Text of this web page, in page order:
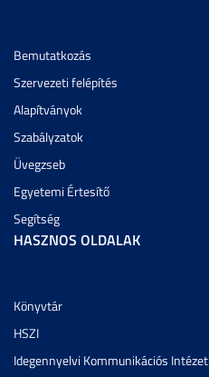
Bemutatkozás
Szervezeti felépítés
Alapítványok
Szabályzatok
Üvegzseb
Egyetemi Értesítő
Segítség
HASZNOS OLDALAK
Könyvtár
HSZI
Idegennyelvi Kommunikációs Intézet